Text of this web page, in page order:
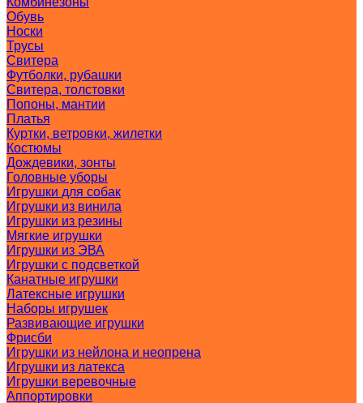
Обувь
Носки
Трусы
Свитера
Футболки, рубашки
Свитера, толстовки
Попоны, мантии
Платья
Куртки, ветровки, жилетки
Костюмы
Дождевики, зонты
Головные уборы
Игрушки для собак
Игрушки из винила
Игрушки из резины
Мягкие игрушки
Игрушки из ЭВА
Игрушки с подсветкой
Канатные игрушки
Латексные игрушки
Наборы игрушек
Развивающие игрушки
Фрисби
Игрушки из нейлона и неопрена
Игрушки из латекса
Игрушки веревочные
Аппортировки